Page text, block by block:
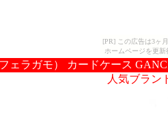
[PR] この広告は3ヶ
ホームページを更
フェラガモ） カードケース
人気ブラン